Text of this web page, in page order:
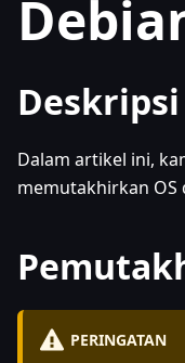
Deskripsi
Dalam artikel ini,
memutakhirkan OS
PERINGATAN